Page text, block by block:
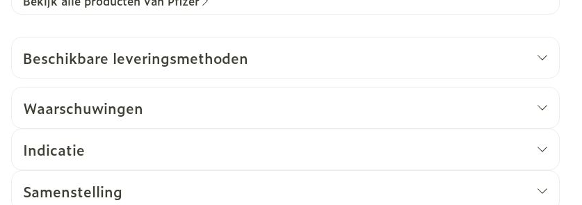
Beschikbare leveringsmethoden
Waarschuwingen
Indicatie
Samenstelling